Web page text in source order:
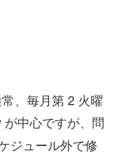
、毎月第 2 火曜
が中心ですが、問
ジュール外で修